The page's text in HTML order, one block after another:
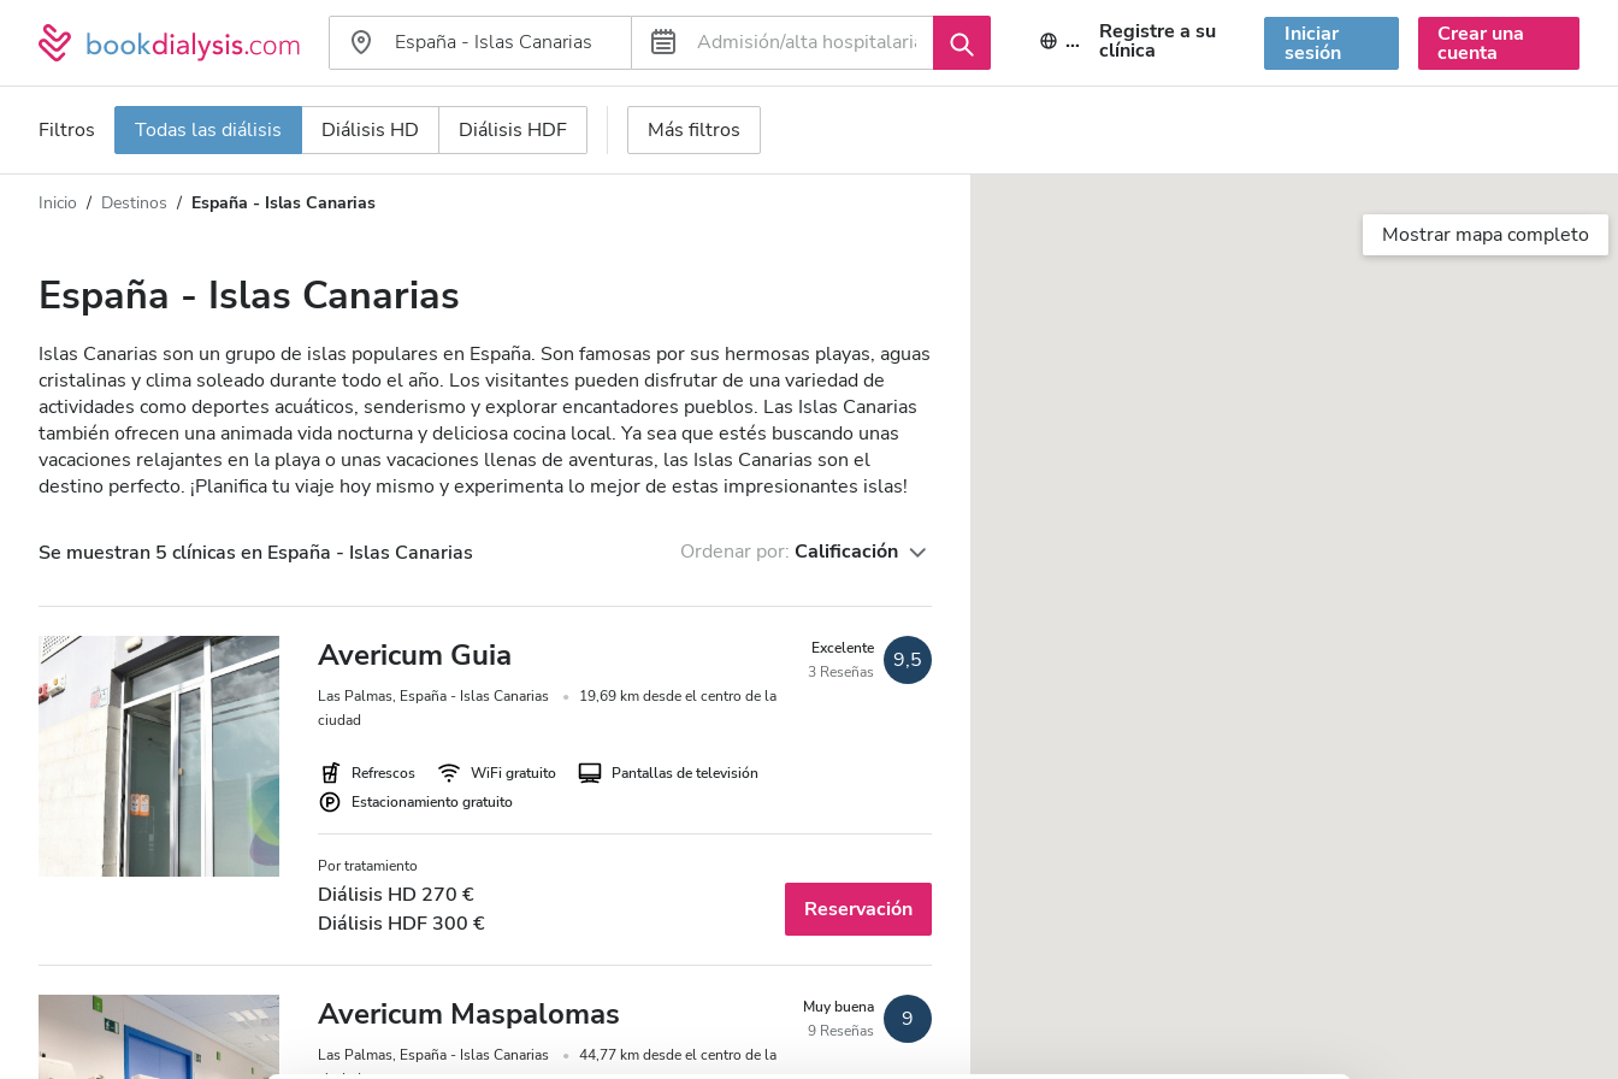
ES Registre a su
clínica
Iniciar
sesión
Crear una
cuenta
Filtros Todas las diálisis Diálisis HD Diálisis HDF Más filtros
Tipo de diálisis
Todas las diálisis
Diálisis HD
Diálisis HDF
Acepta
Pacientes con hepatitis B
Pacientes con hepatitis C
GHIC
Instalaciones
Refrescos
Traslado gratuito
Estacionamiento gratuito
Distancia
Calificación
Precio
Inicio Destinos España - Islas Canarias
España - Islas Canarias
Islas Canarias son un grupo de islas populares en España. Son famosas por sus hermosas playas, aguas
cristalinas y clima soleado durante todo el año. Los visitantes pueden disfrutar de una variedad de
actividades como deportes acuáticos, senderismo y explorar encantadores pueblos. Las Islas Canarias
también ofrecen una animada vida nocturna y deliciosa cocina local. Ya sea que estés buscando unas
vacaciones relajantes en la playa o unas vacaciones llenas de aventuras, las Islas Canarias son el
destino perfecto. ¡Planifica tu viaje hoy mismo y experimenta lo mejor de estas impresionantes islas!
Se muestran 5 clínicas en España - Islas Canarias Ordenar por:Calificación
Avericum Guia
Las Palmas, España - Islas Canarias
19,69 km desde el centro de la
ciudad
Excelente
3 Reseñas
9,5
Refrescos WiFi gratuito
Pantallas de televisión
Estacionamiento gratuito
Por tratamiento
Diálisis HD 270 €
Diálisis HDF 300 €
Reservación
Avericum Maspalomas
Las Palmas, España - Islas Canarias
44,77 km desde el centro de la
Muy buena
9 Reseñas
9
Mostrar mapa completo